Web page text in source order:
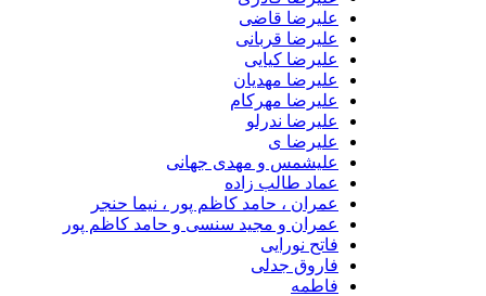
علیرضا قاضی
علیرضا قربانی
علیرضا کیایی
علیرضا مهدیان
علیرضا مهرکام
علیرضا ندرلو
علیرضا ی
علیشمس و مهدی جهانی
عماد طالب زاده
عمران ، حامد کاظم پور ، نیما حنجر
عمران و مجید سنسی و حامد کاظم پور
فاتح نورایی
فاروق جدلی
فاطمه